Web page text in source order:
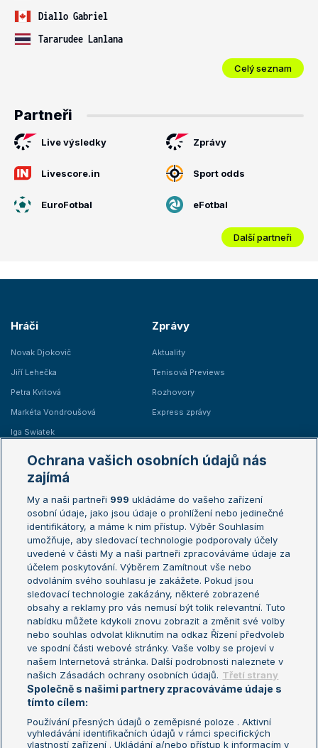
Diallo Gabriel
Tararudee Lanlana
Celý seznam
Partneři
Live výsledky Zprávy
Livescore.in Sport odds
EuroFotbal eFotbal
Další partneři
Hráči
Novak Djokovič
Jiří Lehečka
Petra Kvitová
Markéta Vondroušová
Iga Swiatek
Zprávy
Aktuality
Tenisová Previews
Rozhovory
Express zprávy
Žebříčky
Žebříček ATP (muži)
Žebříček WTA (ženy)
Sázkařský žebříček
Australian Open
French Open
Wimbledon
US Open
Turnaj mistrů
Turnaj mistryň
Aktualní trendy
Fotbalové přestupy
Livesport Daily
LS Prague Open
Ochrana vašich osobních údajů nás
zajímá
My a naši partneři 999 ukládáme do vašeho zařízení
osobní údaje, jako jsou údaje o prohlížení nebo jedinečné
identifikátory, a máme k nim přístup. Výběr Souhlasím
umožňuje, aby sledovací technologie podporovaly účely
uvedené v části My a naši partneři zpracováváme údaje za
účelem poskytování. Výběrem Zamítnout vše nebo
odvoláním svého souhlasu je zakážete. Pokud jsou
sledovací technologie zakázány, některé zobrazené
obsahy a reklamy pro vás nemusí být tolik relevantní. Tuto
nabídku můžete kdykoli znovu zobrazit a změnit své volby
nebo souhlas odvolat kliknutím na odkaz Řízení předvoleb
ve spodní části webové stránky. Vaše volby se projeví v
našem Internetová stránka. Další podrobnosti naleznete v
našich Zásadách ochrany osobních údajů. Třetí strany
Společně s našimi partnery zpracováváme údaje s
tímto cílem:
Používání přesných údajů o zeměpisné poloze . Aktivní
vyhledávání identifikačních údajů v rámci specifických
vlastností zařízení . Ukládání a/nebo přístup k informacím v